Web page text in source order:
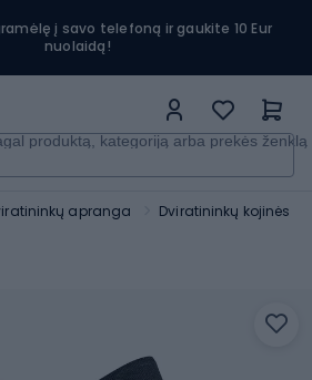
į savo telefoną ir gaukite 10 Eur
nuolaidą!
produktą, kategoriją arba prekės ženklą
apranga Dviratininkų kojinės